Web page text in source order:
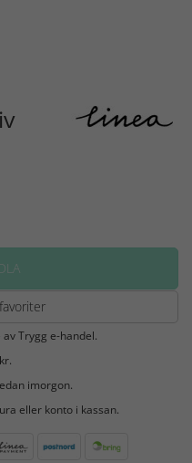
Trygg e-handel.
imorgon.
eller konto i kassan.